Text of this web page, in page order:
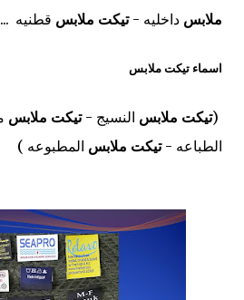
ملابس داخليه -تيكت ملابس قطنيه
اسماء تيكت ملابس
(تيكت ملابس النسيج -تيكت ملابس
الطباعه -تيكت ملابس المطبوعه )